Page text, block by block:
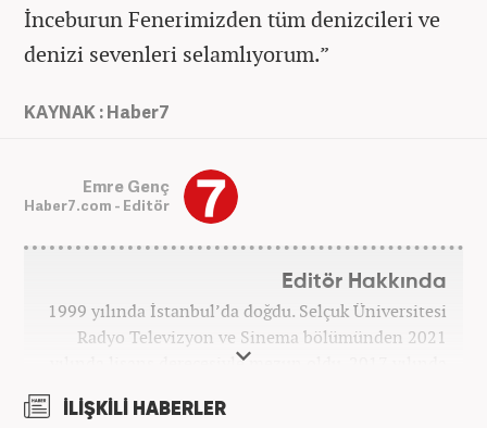
İnceburun Fenerimizden tüm denizcileri ve
denizi sevenleri selamlıyorum.”
KAYNAK : Haber7
Emre Genç
Haber7.com - Editör
Editör Hakkında
1999 yılında İstanbul’da doğdu. Selçuk Üniversitesi
Radyo Televizyon ve Sinema bölümünden 2021
yılında lisans derecesiyle mezun oldu. 2017 yılında
yıl boyunca spor spikerliği ve muhabirliği
İLİŞKİLİ HABERLER